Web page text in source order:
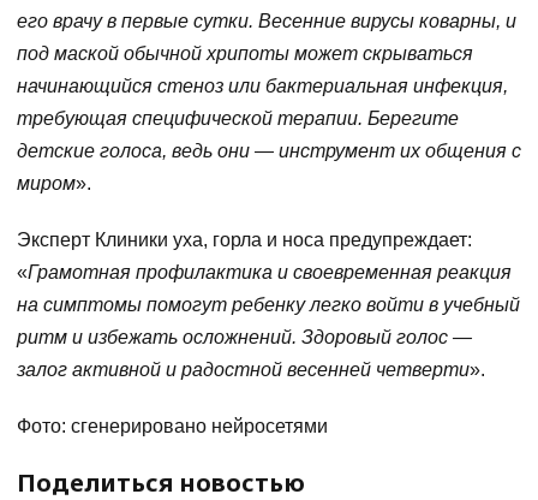
его врачу в первые сутки. Весенние вирусы коварны, и
под маской обычной хрипоты может скрываться
начинающийся стеноз или бактериальная инфекция,
требующая специфической терапии. Берегите
детские голоса, ведь они — инструмент их общения с
миром».
Эксперт Клиники уха, горла и носа предупреждает:
«Грамотная профилактика и своевременная реакция
на симптомы помогут ребенку легко войти в учебный
ритм и избежать осложнений. Здоровый голос —
залог активной и радостной весенней четверти».
Фото: сгенерировано нейросетями
Поделиться новостью